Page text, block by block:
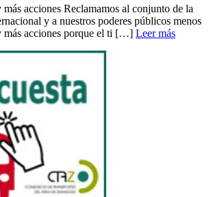
más acciones Reclamamos al conjunto de la
y a nuestros poderes públicos menos
más acciones porque el ti […] Leer más